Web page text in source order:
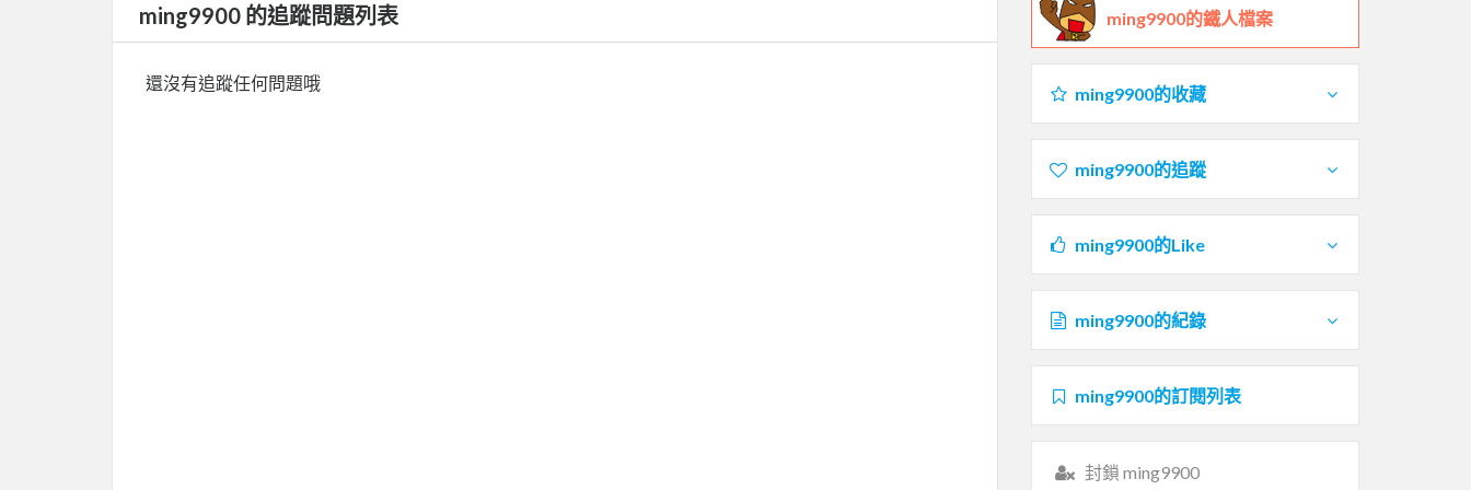
ming9900 的追蹤問題列表
還沒有追蹤任何問題哦
ming9900的鐵人檔案
ming9900的收藏
ming9900的追蹤
ming9900的Like
ming9900的紀錄
ming9900的訂閱列表
封鎖 ming9900